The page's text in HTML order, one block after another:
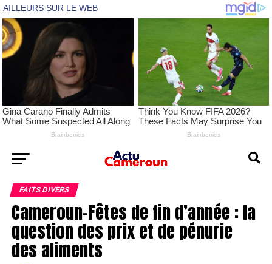
FAITS DIVERS
Cameroun-Fêtes de fin d’année : la
question des prix et de pénurie
des aliments